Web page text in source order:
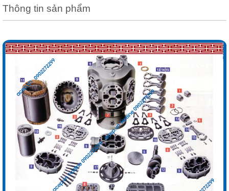
Thông tin sản phẩm